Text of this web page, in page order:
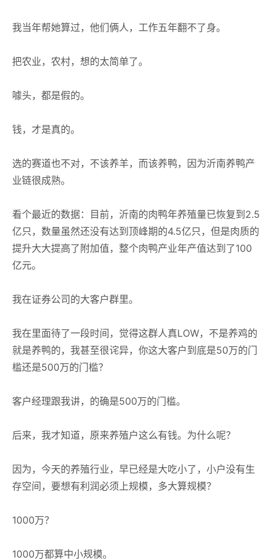
我当年帮她算过，他们俩人，工作五年翻不了身。
把农业，农村，想的太简单了。
噱头，都是假的。
钱，才是真的。
选的赛道也不对，不该养羊，而该养鸭，因为沂南养鸭产
业链很成熟。
看个最近的数据：目前，沂南的肉鸭年养殖量已恢复到2.5
亿只，数量虽然还没有达到顶峰期的4.5亿只，但是肉质的
提升大大提高了附加值，整个肉鸭产业年产值达到了100
亿元。
我在证券公司的大客户群里。
我在里面待了一段时间，觉得这群人真LOW，不是养鸡的
就是养鸭的，我甚至很诧异，你这大客户到底是50万的门
槛还是500万的门槛？
客户经理跟我讲，的确是500万的门槛。
后来，我才知道，原来养殖户这么有钱。为什么呢？
因为，今天的养殖行业，早已经是大吃小了，小户没有生
存空间，要想有利润必须上规模，多大算规模？
1000万？
1000万都算中小规模。